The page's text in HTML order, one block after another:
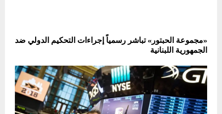
«مجموعة الحبتور» تباشر رسمياً إجراءات التحكيم الدولي ضد
الجمهورية اللبنانية